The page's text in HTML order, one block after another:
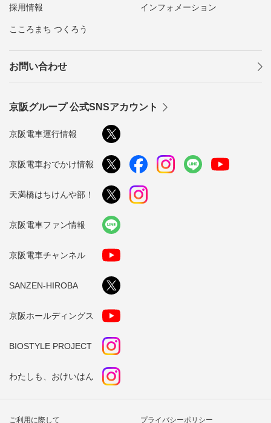
採用情報 インフォメーション
こころまち つくろう
お問い合わせ
京阪グループ 公式SNSアカウント
京阪電車運行情報
京阪電車おでかけ情報
天満橋はちけんや部！
京阪電車ファン情報
京阪電車チャンネル
SANZEN-HIROBA
京阪ホールディングス
BIOSTYLE PROJECT
わたしも、おけいはん
ご利用に際して プライバシーポリシー